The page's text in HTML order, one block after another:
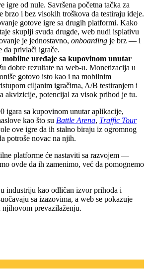
igre od nule. Savršena početna tačka za
brzo i bez visokih troškova da testiraju ideje.
gotove igre sa drugih platformi. Kako
skuplji svuda drugde, web nudi isplativu
je jednostavno, onboarding je brz — i
da privlači igrače.
mobilne uređaje sa kupovinom unutar
dobre rezultate na web-u. Monetizacija u
gotovo isto kao i na mobilnim
ciljanim igračima, A/B testiranjem i
akvizicije, potencijal za visok prihod je tu.
igara sa kupovinom unutar aplikacije,
kao što su Battle Arena, Traffic Tour
ove igre da ih stalno biraju iz ogromnog
potroše novac na njih.
platforme će nastaviti sa razvojem —
ovde da ih zamenimo, već da pomognemo
industriju kao odličan izvor prihoda i
sa izazovima, a web se pokazuje
njihovom prevazilaženju.